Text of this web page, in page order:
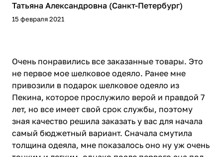
Татьяна Александровна (Санкт-Петербург)
15 февраля 2021
Очень понравились все заказанные товары. Это
не первое мое шелковое одеяло. Ранее мне
привозили в подарок шелковое одеяло из
Пекина, которое прослужило верой и правдой 7
лет, но все имеет свой срок службы, поэтому
зная качество решила заказать у вас для начала
самый бюджетный вариант. Сначала смутила
толщина одеяла, мне показалось оно ну уж очень